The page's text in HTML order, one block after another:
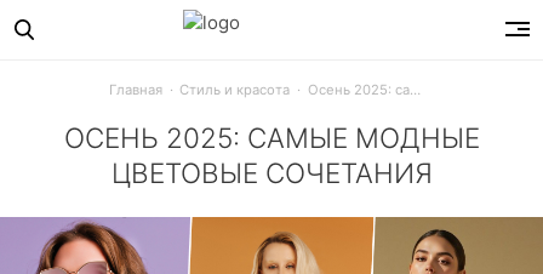
Главная Стиль и красота Осень 2025: самые модные цветовые сочетания
ОСЕНЬ 2025: САМЫЕ МОДНЫЕ
ЦВЕТОВЫЕ СОЧЕТАНИЯ
Какие цвета носить этой осенью: сливочный с